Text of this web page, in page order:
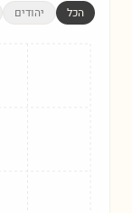
הכל יהודים